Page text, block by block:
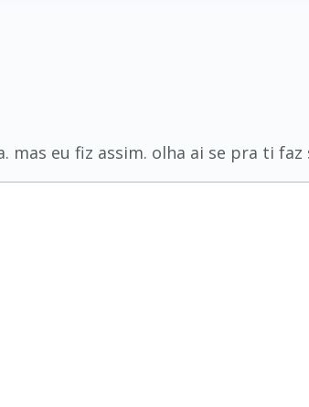
mas eu fiz assim. olha ai se pra ti faz